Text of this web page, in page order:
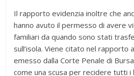
Il rapporto evidenzia inoltre che
hanno avuto il permesso di avere
familiari da quando sono stati
sull’isola. Viene citato nel rapporto
emesso dalla Corte Penale di
come una scusa per recidere tutti i